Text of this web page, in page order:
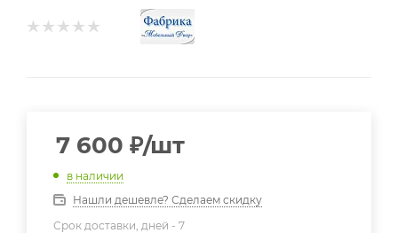
7 600 ₽/шт
в наличии
Нашли дешевле? Сделаем скидку
Срок доставки, дней - 7